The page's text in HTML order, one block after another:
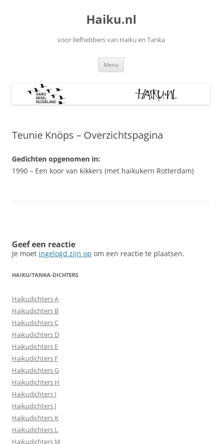
Haiku.nl
voor liefhebbers van Haiku en Tanka
Menu
Teunie Knöps – Overzichtspagina
Gedichten opgenomen in:
1990 – Een koor van kikkers (met haikukern Rotterdam)
Geef een reactie
Je moet ingelogd zijn op om een reactie te plaatsen.
HAIKU/TANKA-DICHTERS
Haikudichters A
Haikudichters B
Haikudichters C
Haikudichters D
Haikudichters E
Haikudichters F
Haikudichters G
Haikudichters H
Haikudichters I
Haikudichters J
Haikudichters K
Haikudichters L
Haikudichters M